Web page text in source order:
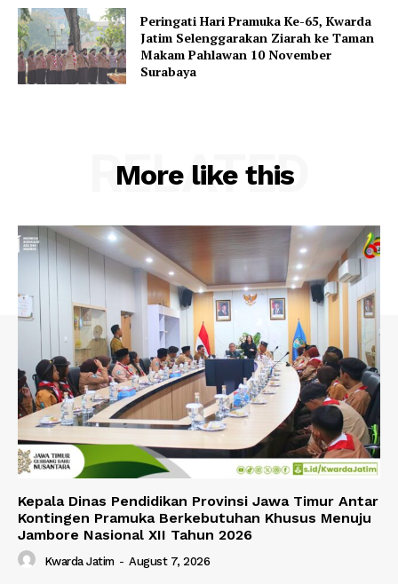
Peringati Hari Pramuka Ke-65, Kwarda
Jatim Selenggarakan Ziarah ke Taman
Makam Pahlawan 10 November
Surabaya
More like this
RELATED
Kepala Dinas Pendidikan Provinsi Jawa Timur Antar
Kontingen Pramuka Berkebutuhan Khusus Menuju
Jambore Nasional XII Tahun 2026
Kwarda Jatim - August 7, 2026